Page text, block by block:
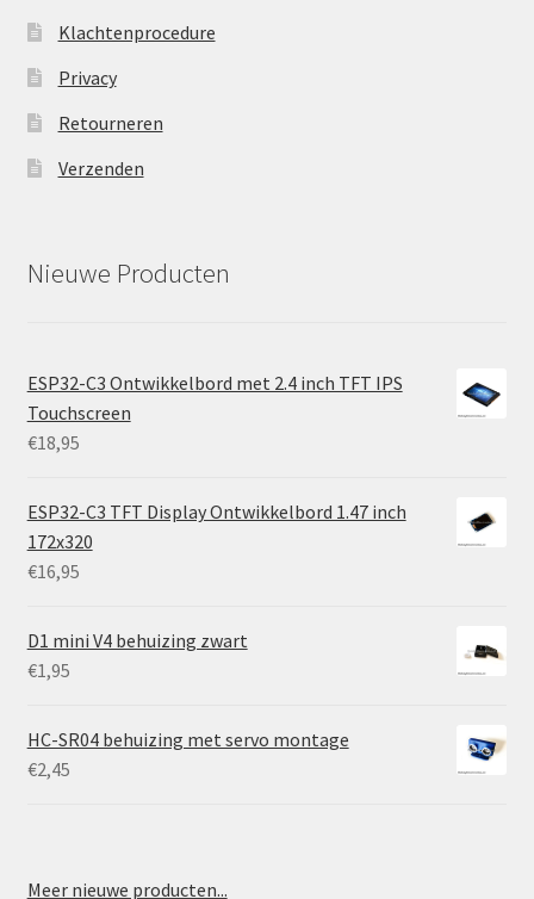
Klachtenprocedure
Privacy
Retourneren
Verzenden
Nieuwe Producten
ESP32-C3 Ontwikkelbord met 2.4 inch TFT IPS
Touchscreen
€18,95
ESP32-C3 TFT Display Ontwikkelbord 1.47 inch
172x320
€16,95
D1 mini V4 behuizing zwart
€1,95
HC-SR04 behuizing met servo montage
€2,45
Meer nieuwe producten...